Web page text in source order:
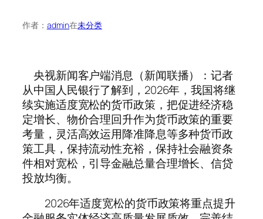
作者： admin在未分类
央视新闻客户端消息（新闻联播）：记者
从中国人民银行了解到，2026年，我国将继
续实施适度宽松的货币政策，把促进经济稳
定增长、物价合理回升作为货币政策的重要
考量，灵活高效运用降准降息等多种货币政
策工具，保持流动性充裕，保持社会融资条
件相对宽松，引导金融总量合理增长、信贷
投放均衡。
2026年适度宽松的货币政策将重点提升